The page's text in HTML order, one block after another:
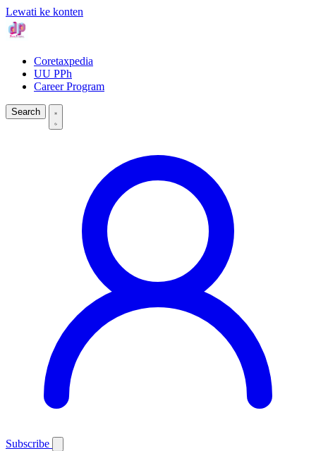
Lewati ke konten
Coretaxpedia
UU PPh
Career Program
Search
Subscribe